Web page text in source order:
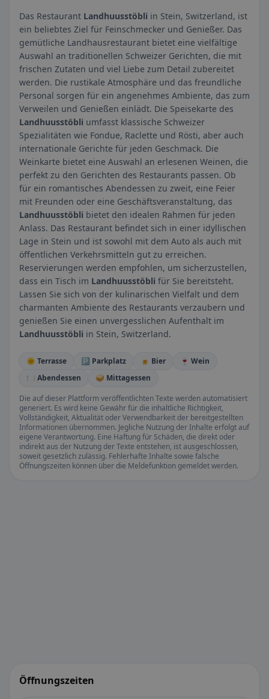
Das Restaurant Landhuusstöbli in Stein, Switzerland, ist
ein beliebtes Ziel für Feinschmecker und Genießer. Das
gemütliche Landhausrestaurant bietet eine vielfältige
Auswahl an traditionellen Schweizer Gerichten, die mit
frischen Zutaten und viel Liebe zum Detail zubereitet
werden. Die rustikale Atmosphäre und das freundliche
Personal sorgen für ein angenehmes Ambiente, das zum
Verweilen und Genießen einlädt. Die Speisekarte des
Landhuusstöbli umfasst klassische Schweizer
Spezialitäten wie Fondue, Raclette und Rösti, aber auch
internationale Gerichte für jeden Geschmack. Die
Weinkarte bietet eine Auswahl an erlesenen Weinen, die
perfekt zu den Gerichten des Restaurants passen. Ob
für ein romantisches Abendessen zu zweit, eine Feier
mit Freunden oder eine Geschäftsveranstaltung, das
Landhuusstöbli bietet den idealen Rahmen für jeden
Anlass. Das Restaurant befindet sich in einer idyllischen
Lage in Stein und ist sowohl mit dem Auto als auch mit
öffentlichen Verkehrsmitteln gut zu erreichen.
Reservierungen werden empfohlen, um sicherzustellen,
dass ein Tisch im Landhuusstöbli für Sie bereitsteht.
Lassen Sie sich von der kulinarischen Vielfalt und dem
charmanten Ambiente des Restaurants verzaubern und
genießen Sie einen unvergesslichen Aufenthalt im
Landhuusstöbli in Stein, Switzerland.
🌞 Terrasse 🅿️ Parkplatz 🍺 Bier
🍷 Wein
🍽️ Abendessen
🥪 Mittagessen
Die auf dieser Plattform veröffentlichten Texte werden automatisiert
generiert. Es wird keine Gewähr für die inhaltliche Richtigkeit,
Vollständigkeit, Aktualität oder Verwendbarkeit der bereitgestellten
Informationen übernommen. Jegliche Nutzung der Inhalte erfolgt auf
eigene Verantwortung. Eine Haftung für Schäden, die direkt oder
indirekt aus der Nutzung der Texte entstehen, ist ausgeschlossen,
soweit gesetzlich zulässig. Fehlerhafte Inhalte sowie falsche
Öffnungszeiten können über die Meldefunktion gemeldet werden.
Öffnungszeiten